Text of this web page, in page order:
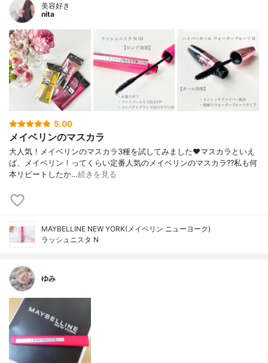
美容好き
nita
5.00
メイベリンのマスカラ
大人気！メイベリンのマスカラ3種を 試してみました❤️ マスカラといえ
ば、メイベリン！ってくらい 定番人気のメイベリンのマスカラ?? 私も何
本リピートしたか…続きを見る
MAYBELLINE NEW YORK(メイベリン ニューヨーク)
ラッシュニスタ N
ゆみ